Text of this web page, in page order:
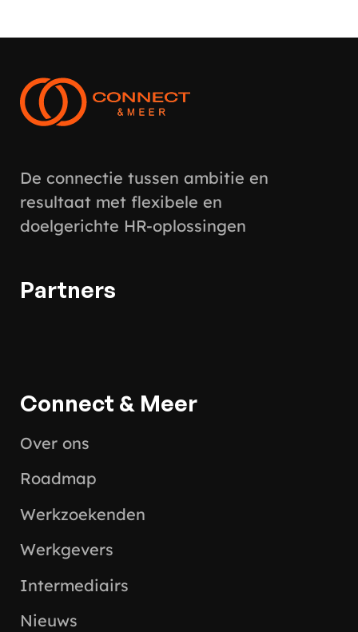
De connectie tussen ambitie en
resultaat met flexibele en
doelgerichte HR-oplossingen
Partners
Connect & Meer
Over ons
Roadmap
Werkzoekenden
Werkgevers
Intermediairs
Nieuws